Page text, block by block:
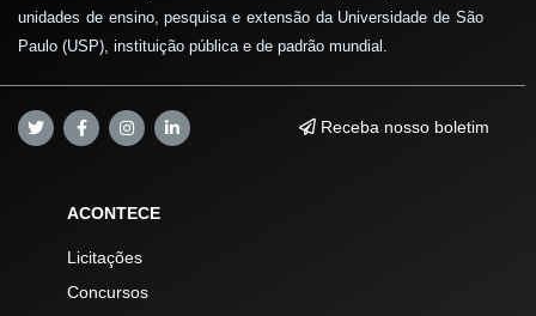
unidades de ensino, pesquisa e extensão da Universidade de São
Paulo (USP), instituição pública e de padrão mundial.
Receba nosso boletim
ACONTECE
Licitações
Concursos